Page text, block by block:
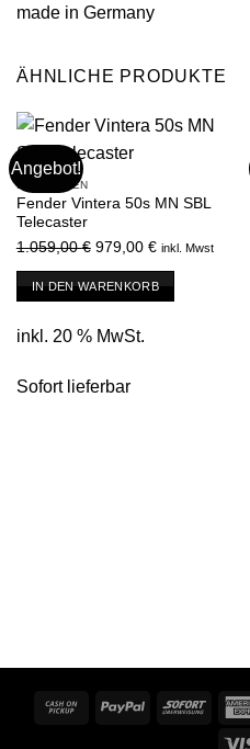
made in Germany
ÄHNLICHE PRODUKTE
Angebot!
E-GITARREN
Fender Vintera 50s MN SBL
Telecaster
1.059,00€ Ursprünglicher
Preis
war:
979,00 €Aktueller
Preis
ist:
inkl. Mwst
IN DEN WARENKORB
inkl. 20 % MwSt.
Sofort lieferbar
Cash
PayPal Sofort